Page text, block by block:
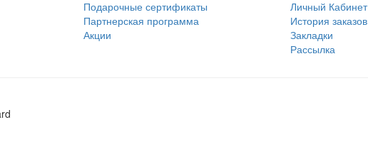
Подарочные сертификаты
Партнерская программа
Акции
Личный Кабинет
История заказов
Закладки
Рассылка